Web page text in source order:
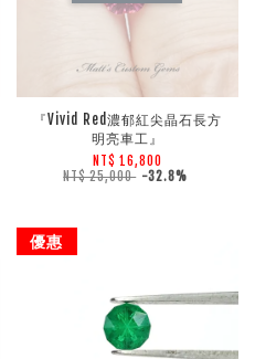
『Vivid Red濃郁紅尖晶石長方
明亮車工』
NT$ 16,800
NT$ 25,000 -32.8%
優惠